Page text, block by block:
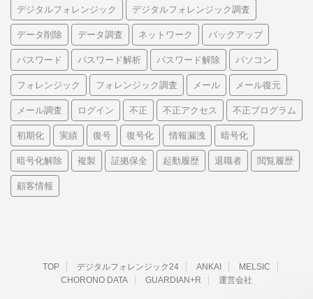
デジタルフォレンジック デジタルフォレンジック調査
データ削除 データ調査 ネットワーク バックアップ
パスワード パスワード解析 パスワード解除 パソコン
フォレンジック フォレンジック調査 メール メール復元
メール調査 ログイン 不正 不正アクセス 不正プログラム
初期化 実績 復号 復号化 情報漏洩 暗号化
暗号化解除 複製 証拠保全 起動履歴 退職者 閲覧履歴
顧客情報
TOP デジタルフォレンジック24 ANKAI
MELSIC
CHORONO DATA
GUARDIAN+R 運営会社